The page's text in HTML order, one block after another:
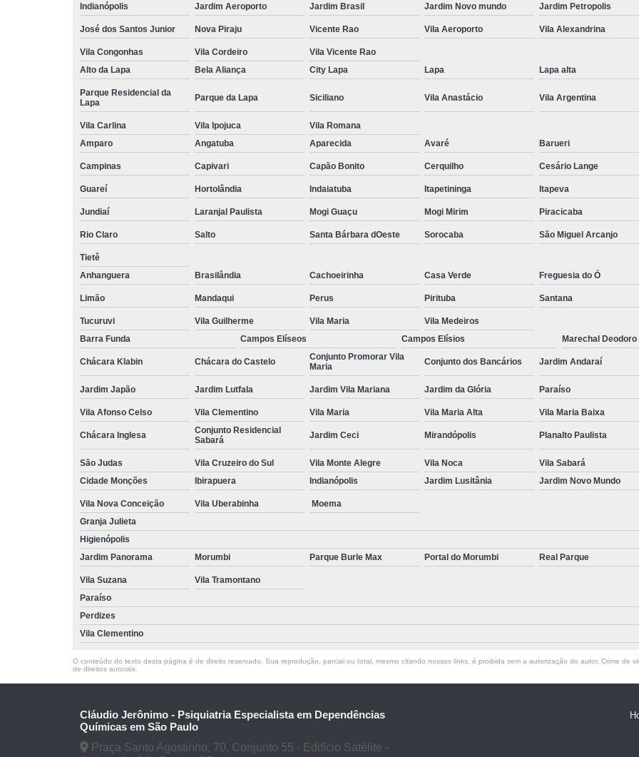
Tratamento de
Tratamento para
Tratamento para
Tratamento do Estresse Pós
Tratamento
Tratamento
Tratamento para
Tratamento para
Tratamento para Transtornos
Tratamento
Tratamento para
Tratamento
Tratamento para
Tratamento para Transtorno de
Indianópolis Jardim Aeroporto Jardim Brasil Jardim Novo mundo Jardim Petropolis
José dos Santos Junior Nova Piraju Vicente Rao Vila Aeroporto Vila Alexandrina
Vila Congonhas Vila Cordeiro
Vila Vicente Rao
Alto da Lapa
Bela Aliança City Lapa Lapa Lapa alta
Parque Residencial da
Lapa
Parque da Lapa Siciliano Vila Anastácio Vila Argentina
Vila Carlina Vila Ipojuca
Vila Romana
Amparo
Angatuba Aparecida Avaré Barueri
Campinas Capivari Capão Bonito Cerquilho Cesário Lange
Guareí Hortolândia Indaiatuba Itapetininga Itapeva
Jundiaí Laranjal Paulista Mogi Guaçu Mogi Mirim Piracicaba
Rio Claro Salto Santa Bárbara dOeste Sorocaba São Miguel Arcanjo
Tietê
Anhanguera
Brasilândia Cachoeirinha Casa Verde Freguesia do Ó
Limão Mandaqui Perus Pirituba Santana
Tucuruvi Vila Guilherme Vila Maria
Vila Medeiros
Barra Funda
Campos Elíseos Campos Elísios Marechal Deodoro
Chácara Klabin Chácara do Castelo
Conjunto Promorar Vila
Maria
Conjunto dos Bancários Jardim Andaraí
Jardim Japão Jardim Lutfala Jardim Vila Mariana Jardim da Glória Paraíso
Vila Afonso Celso Vila Clementino Vila Maria Vila Maria Alta Vila Maria Baixa
Chácara Inglesa
Conjunto Residencial
Sabará
Jardim Ceci Mirandópolis Planalto Paulista
São Judas Vila Cruzeiro do Sul Vila Monte Alegre Vila Noca
Vila Sabará
Cidade Monções
Ibirapuera Indianópolis Jardim Lusitânia Jardim Novo Mundo
Vila Nova Conceição Vila Uberabinha
Moema
Granja Julieta
Higienópolis
Jardim Panorama
Morumbi Parque Burle Max Portal do Morumbi Real Parque
Vila Suzana
Vila Tramontano
Paraíso
Perdizes
Vila Clementino
O conteúdo do texto desta página é de direito reservado. Sua reprodução, parcial ou total, mesmo citando nossos links, é proibida sem a autorização do autor. Crime de
de direitos autorais
Cláudio Jerônimo - Psiquiatria Especialista em Dependências
Químicas em São Paulo
Praça Santo Agostinho, 70, Conjunto 55 - Edifício Satélite -